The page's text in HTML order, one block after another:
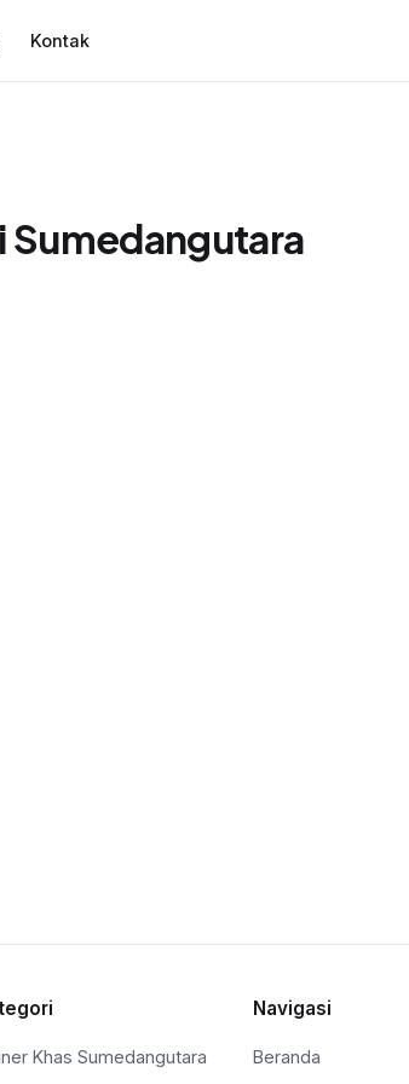
Kontak
Sumedangutara
Khas Sumedangutara
Navigasi
Beranda